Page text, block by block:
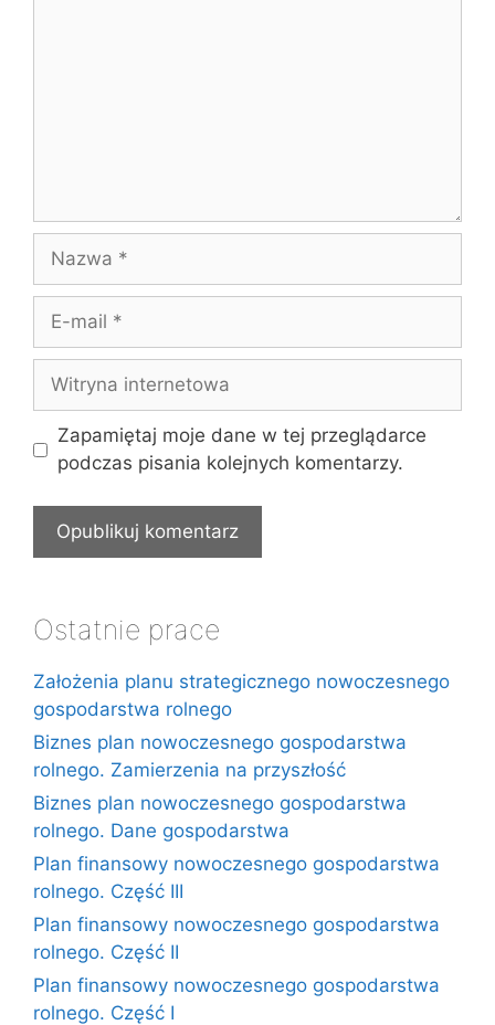
Nazwa
Witryna
internetowa
Zapamiętaj moje dane w tej przeglądarce
podczas pisania kolejnych komentarzy.
Ostatnie prace
Założenia planu strategicznego nowoczesnego
gospodarstwa rolnego
Biznes plan nowoczesnego gospodarstwa
rolnego. Zamierzenia na przyszłość
Biznes plan nowoczesnego gospodarstwa
rolnego. Dane gospodarstwa
Plan finansowy nowoczesnego gospodarstwa
rolnego. Część III
Plan finansowy nowoczesnego gospodarstwa
rolnego. Część II
Plan finansowy nowoczesnego gospodarstwa
rolnego. Część I